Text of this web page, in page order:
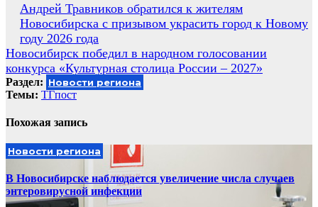
Навигация
по
записям
Андрей Травников обратился к жителям
Новосибирска с призывом украсить город к Новому
году 2026 года
Новосибирск победил в народном голосовании
конкурса «Культурная столица России – 2027»
Раздел: Новости региона
Темы: ТГпост
Похожая запись
Новости региона
В Новосибирске наблюдается увеличение числа случаев
энтеровирусной инфекции